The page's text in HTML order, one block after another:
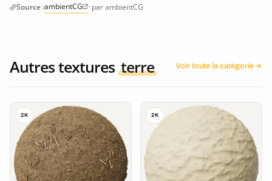
Source :ambientCG · par ambientCG
Autres textures terre Voir toute la catégorie
2K 2K